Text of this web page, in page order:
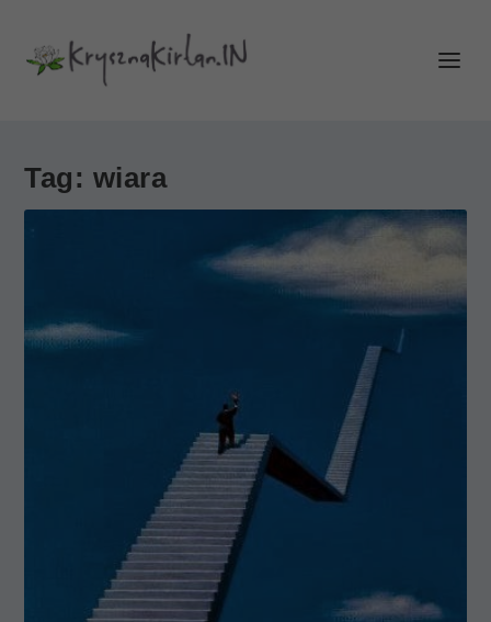
Tag: wiara